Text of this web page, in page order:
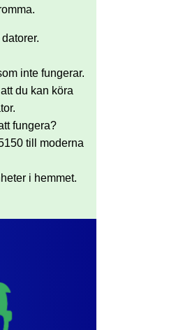
inte fungerar.
du kan köra
fungera?
till moderna
i hemmet.